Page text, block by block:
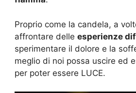
Proprio come la candela, a
affrontare delle esperienze
sperimentare il dolore e la
meglio di noi possa uscire ed
per poter essere LUCE.